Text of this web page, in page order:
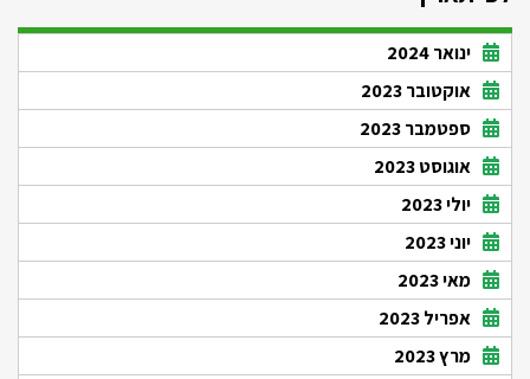
ינואר 2024
אוקטובר 2023
ספטמבר 2023
אוגוסט 2023
יולי 2023
יוני 2023
מאי 2023
אפריל 2023
מרץ 2023